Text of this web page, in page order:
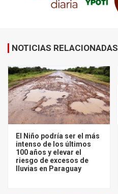
NOTICIAS RELACIONADAS
El Niño podría ser el más
intenso de los últimos
100 años y elevar el
riesgo de excesos de
lluvias en Paraguay